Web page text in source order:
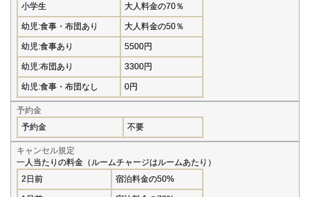
小学生
大人料金の70％
幼児:食事・布団あり 大人料金の50％
幼児:食事あり 5500円
幼児:布団あり 3300円
幼児:食事・布団なし 0円
予約金
予約金
不要
キャンセル規定
一人当たりの料金（ルームチャージはルームあたり）
2日前
宿泊料金の50%